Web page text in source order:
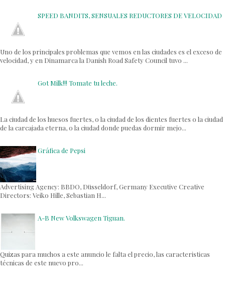
SPEED BANDITS, SENSUALES REDUCTORES DE VELOCIDAD
Uno de los principales problemas que vemos en las ciudades es el exceso de
velocidad, y en Dinamarca la Danish Road Safety Council tuvo ...
Got Milk!!! Tomate tu leche.
La ciudad de los huesos fuertes, o la ciudad de los dientes fuertes o la ciudad
de la carcajada eterna, o la ciudad donde puedas dormir mejo...
Gráfica de Pepsi
Advertising Agency: BBDO, Düsseldorf, Germany Executive Creative
Directors: Veiko Hille, Sebastian H...
A-B New Volkswagen Tiguan.
Quizas para muchos a este anuncio le falta el precio, las caracteristicas
técnicas de este nuevo pro...